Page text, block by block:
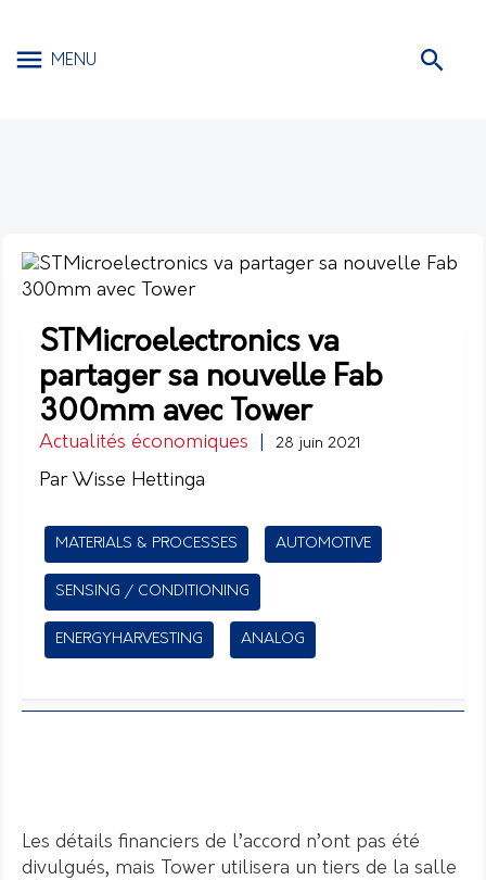
MENU
STMicroelectronics va
partager sa nouvelle Fab
300mm avec Tower
Actualités économiques 28 juin 2021
Par Wisse Hettinga
MATERIALS & PROCESSES AUTOMOTIVE
SENSING / CONDITIONING
ENERGYHARVESTING ANALOG
Les détails financiers de l’accord n’ont pas été
divulgués, mais Tower utilisera un tiers de la salle